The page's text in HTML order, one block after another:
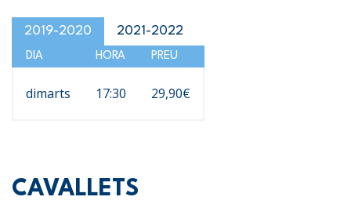
2019-2020 2021-2022
DIA HORA PREU
dimarts 17:30 29,90€
CAVALLETS